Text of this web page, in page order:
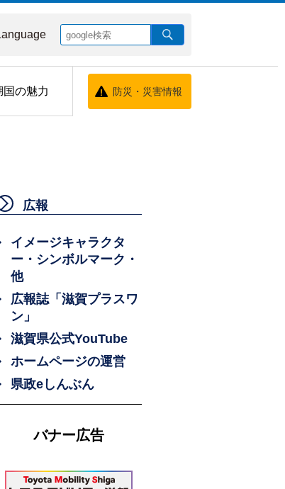
国の魅力 防災・災害情報
広報
イメージキャラクタ
ー・シンボルマーク・
他
広報誌「滋賀プラスワ
ン」
滋賀県公式YouTube
ホームページの運営
県政eしんぶん
バナー広告